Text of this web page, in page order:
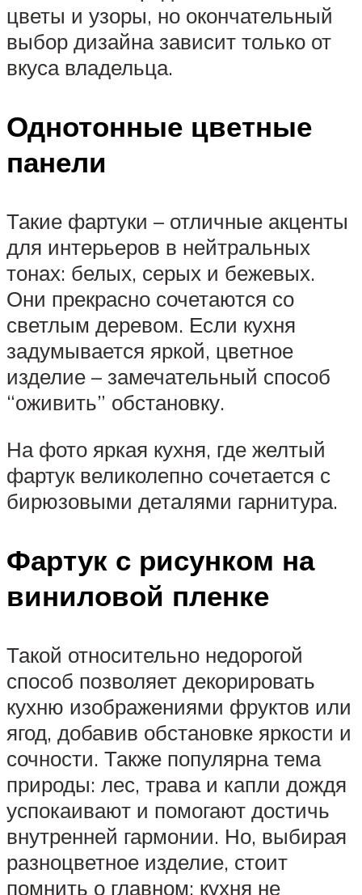
цветы и узоры, но окончательный
выбор дизайна зависит только от
вкуса владельца.
Однотонные цветные
панели
Такие фартуки – отличные акценты
для интерьеров в нейтральных
тонах: белых, серых и бежевых.
Они прекрасно сочетаются со
светлым деревом. Если кухня
задумывается яркой, цветное
изделие – замечательный способ
“оживить” обстановку.
На фото яркая кухня, где желтый
фартук великолепно сочетается с
бирюзовыми деталями гарнитура.
Фартук с рисунком на
виниловой пленке
Такой относительно недорогой
способ позволяет декорировать
кухню изображениями фруктов или
ягод, добавив обстановке яркости и
сочности. Также популярна тема
природы: лес, трава и капли дождя
успокаивают и помогают достичь
внутренней гармонии. Но, выбирая
разноцветное изделие, стоит
помнить о главном: кухня не